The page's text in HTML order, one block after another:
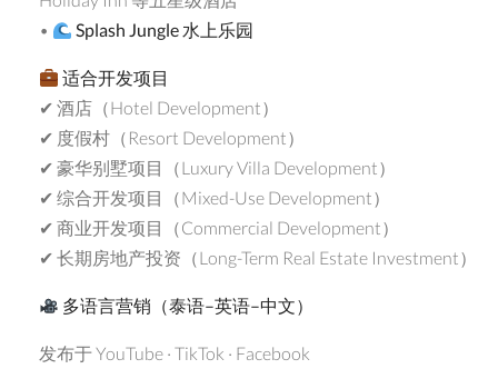
•
Splash Jungle 水上乐园
适合开发项目
✔ 酒店（Hotel Development）
✔ 度假村（Resort Development）
✔ 豪华别墅项目（Luxury Villa Development）
✔ 综合开发项目（Mixed-Use Development）
✔ 商业开发项目（Commercial Development）
✔ 长期房地产投资（Long-Term Real Estate Investment）
多语言营销（泰语–英语–中文）
发布于 YouTube · TikTok · Facebook